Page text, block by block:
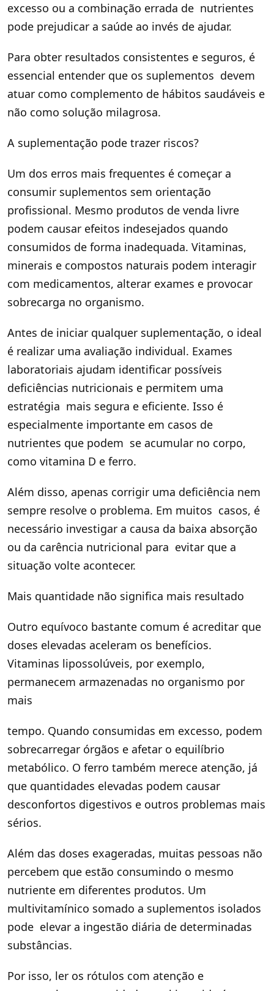
excesso ou a combinação errada de nutrientes
pode prejudicar a saúde ao invés de ajudar.
Para obter resultados consistentes e seguros, é
essencial entender que os suplementos devem
atuar como complemento de hábitos saudáveis e
não como solução milagrosa.
A suplementação pode trazer riscos?
Um dos erros mais frequentes é começar a
consumir suplementos sem orientação
profissional. Mesmo produtos de venda livre
podem causar efeitos indesejados quando
consumidos de forma inadequada. Vitaminas,
minerais e compostos naturais podem interagir
com medicamentos, alterar exames e provocar
sobrecarga no organismo.
Antes de iniciar qualquer suplementação, o ideal
é realizar uma avaliação individual. Exames
laboratoriais ajudam identificar possíveis
deficiências nutricionais e permitem uma
estratégia mais segura e eficiente. Isso é
especialmente importante em casos de
nutrientes que podem se acumular no corpo,
como vitamina D e ferro.
Além disso, apenas corrigir uma deficiência nem
sempre resolve o problema. Em muitos casos, é
necessário investigar a causa da baixa absorção
ou da carência nutricional para evitar que a
situação volte acontecer.
Mais quantidade não significa mais resultado
Outro equívoco bastante comum é acreditar que
doses elevadas aceleram os benefícios.
Vitaminas lipossolúveis, por exemplo,
permanecem armazenadas no organismo por
mais
tempo. Quando consumidas em excesso, podem
sobrecarregar órgãos e afetar o equilíbrio
metabólico. O ferro também merece atenção, já
que quantidades elevadas podem causar
desconfortos digestivos e outros problemas mais
sérios.
Além das doses exageradas, muitas pessoas não
percebem que estão consumindo o mesmo
nutriente em diferentes produtos. Um
multivitamínico somado a suplementos isolados
pode elevar a ingestão diária de determinadas
substâncias.
Por isso, ler os rótulos com atenção e